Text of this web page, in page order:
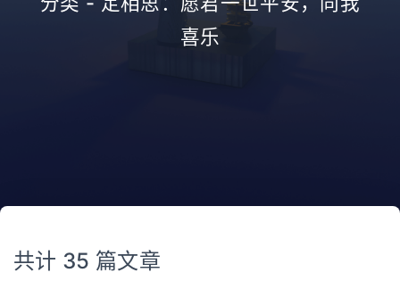
喜乐
共计 35 篇文章